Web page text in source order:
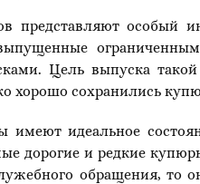
представляют особый
Цель выпуска
хорошо сохранились
имеют идеальное
дорогие и редкие
обращения, то